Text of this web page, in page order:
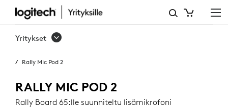
RALLY
MIC
Yritykset
Rally Mic Pod 2
RALLY MIC POD 2
Rally Board 65:lle suunniteltu lisämikrofoni